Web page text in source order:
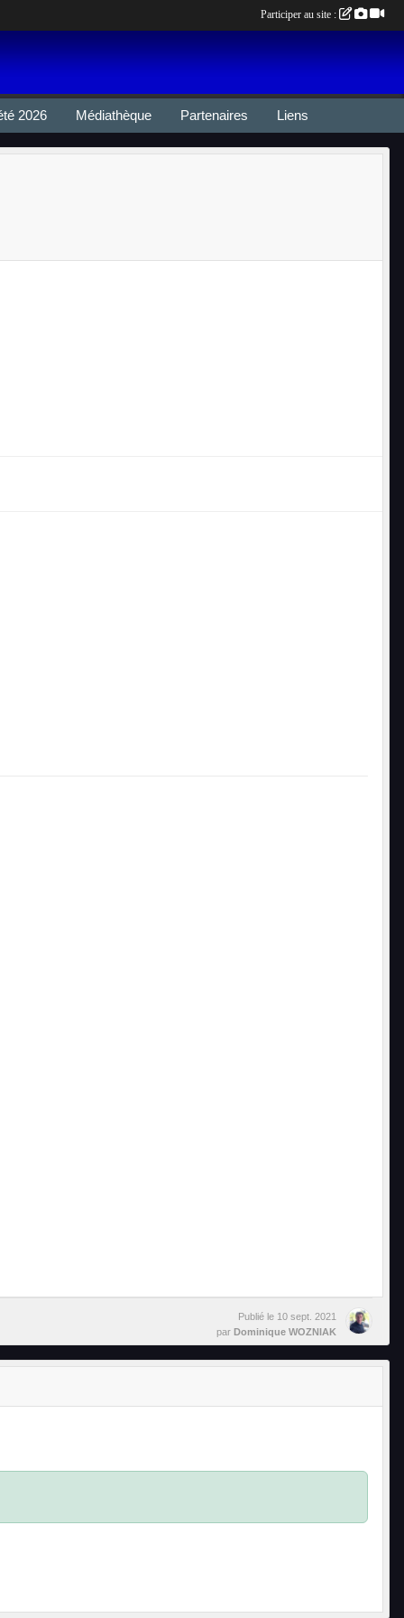
2026 Médiathèque Partenaires Liens
Publié le 10 sept. 2021
par Dominique WOZNIAK
Participer au site :